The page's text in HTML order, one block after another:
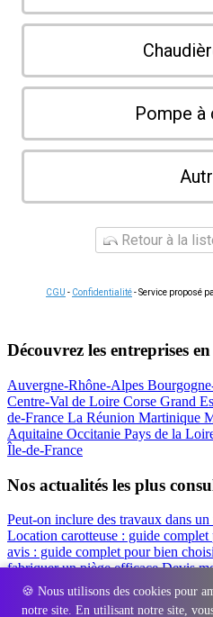
🍪 Nous utilisons des cookies pour
notre site. En utilisant notre site,
Pompe à
Retour à la
CGU - Confidentialité- Service proposé
Découvrez les entreprises
Auvergne-Rhône-Alpes
Centre-Val de Loire Corse Grand
de-France La Réunion Martinique
Aquitaine Occitanie Pays de la
Île-de-France
Nos actualités les plus
Peut-on inclure des travaux dans
Location carotteuse : guide
avis : guide complet pour bien
fabriquer un piège efficaceDevis
obtenir le meilleur prix
Simulation
travaux et crédits